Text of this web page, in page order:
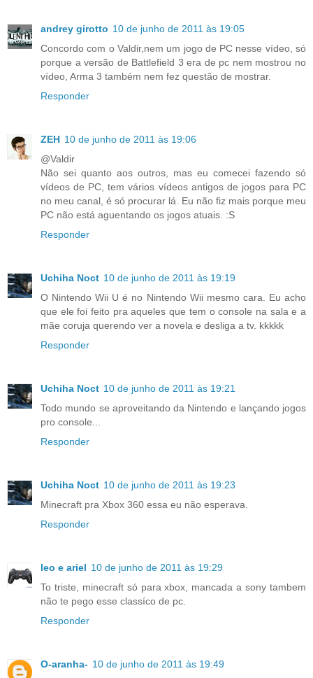
andrey girotto 10 de junho de 2011 às 19:05
Concordo com o Valdir,nem um jogo de PC nesse vídeo, só
porque a versão de Battlefield 3 era de pc nem mostrou no
vídeo, Arma 3 também nem fez questão de mostrar.
Responder
ZEH 10 de junho de 2011 às 19:06
@Valdir
Não sei quanto aos outros, mas eu comecei fazendo só
vídeos de PC, tem vários vídeos antigos de jogos para PC
no meu canal, é só procurar lá. Eu não fiz mais porque meu
PC não está aguentando os jogos atuais. :S
Responder
Uchiha Noct 10 de junho de 2011 às 19:19
O Nintendo Wii U é no Nintendo Wii mesmo cara. Eu acho
que ele foi feito pra aqueles que tem o console na sala e a
mãe coruja querendo ver a novela e desliga a tv. kkkkk
Responder
Uchiha Noct 10 de junho de 2011 às 19:21
Todo mundo se aproveitando da Nintendo e lançando jogos
pro console...
Responder
Uchiha Noct 10 de junho de 2011 às 19:23
Minecraft pra Xbox 360 essa eu não esperava.
Responder
leo e ariel 10 de junho de 2011 às 19:29
To triste, minecraft só para xbox, mancada a sony tambem
não te pego esse classíco de pc.
Responder
O-aranha- 10 de junho de 2011 às 19:49